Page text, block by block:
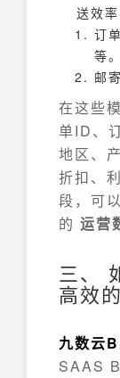
送效率
订
等。
邮
在这些
单ID、
地区、
折扣、
段，可
的 运营
三、
高效
九数云
SAAS